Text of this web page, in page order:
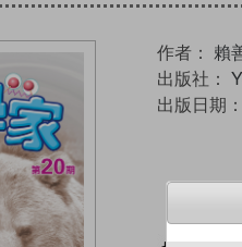
作者： 賴
出版社：
出版日期：